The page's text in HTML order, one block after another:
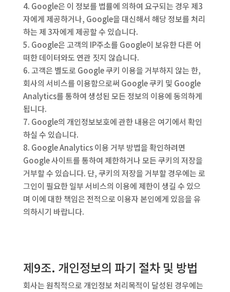
4. Google은 이 정보를 법률에 의하여 요구되는 경우 제3
자에게 제공하거나, Google을 대신해서 해당 정보를 처리
하는 제 3자에게 제공할 수 있습니다.
5. Google은 고객의 IP주소를 Google이 보유한 다른 어
떠한 데이터와도 연관 짓지 않습니다.
6. 고객은 별도로 Google 쿠키 이용을 거부하지 않는 한,
회사의 서비스를 이용함으로써 Google 쿠키 및 Google
Analytics를 통하여 생성된 모든 정보의 이용에 동의하게
됩니다.
7. Google의 개인정보보호에 관한 내용은 여기에서 확인
하실 수 있습니다.
8. Google Analytics 이용 거부 방법을 확인하려면
Google 사이트를 통하여 제한하거나 모든 쿠키의 저장을
거부할 수 있습니다. 단, 쿠키의 저장을 거부할 경우에는 로
그인이 필요한 일부 서비스의 이용에 제한이 생길 수 있으
며 이에 대한 책임은 전적으로 이용자 본인에게 있음을 유
의하시기 바랍니다.
제9조. 개인정보의 파기 절차 및 방법
회사는 원칙적으로 개인정보 처리목적이 달성된 경우에는